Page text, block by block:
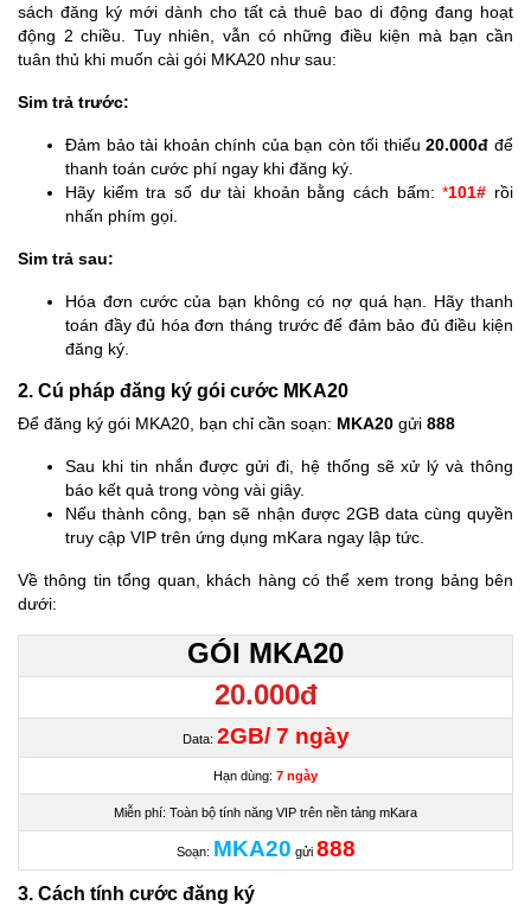
sách đăng ký mới dành cho tất cả thuê bao di động đang hoạt
động 2 chiều. Tuy nhiên, vẫn có những điều kiện mà bạn cần
tuân thủ khi muốn cài gói MKA20 như sau:
Sim trả trước:
Đảm bảo tài khoản chính của bạn còn tối thiểu20.000đ để
thanh toán cước phí ngay khi đăng ký.
Hãy kiểm tra số dư tài khoản bằng cách bấm:*101# rồi
nhấn phím gọi.
Sim trả sau:
Hóa đơn cước của bạn không có nợ quá hạn. Hãy thanh
toán đầy đủ hóa đơn tháng trước để đảm bảo đủ điều kiện
đăng ký.
2. Cú pháp đăng ký gói cước MKA20
Để đăng ký gói MKA20, bạn chỉ cần soạn: MKA20 gửi 888
Sau khi tin nhắn được gửi đi, hệ thống sẽ xử lý và thông
báo kết quả trong vòng vài giây.
Nếu thành công, bạn sẽ nhận được 2GB data cùng quyền
truy cập VIP trên ứng dụng mKara ngay lập tức.
Về thông tin tổng quan, khách hàng có thể xem trong bảng bên
dưới:
GÓI MKA20
20.000đ
Data: 2GB/ 7 ngày
Hạn dùng: 7 ngày
Miễn phí: Toàn bộ tính năng VIP trên nền tảng mKara
Soạn: MKA20 gửi 888
3. Cách tính cước đăng ký